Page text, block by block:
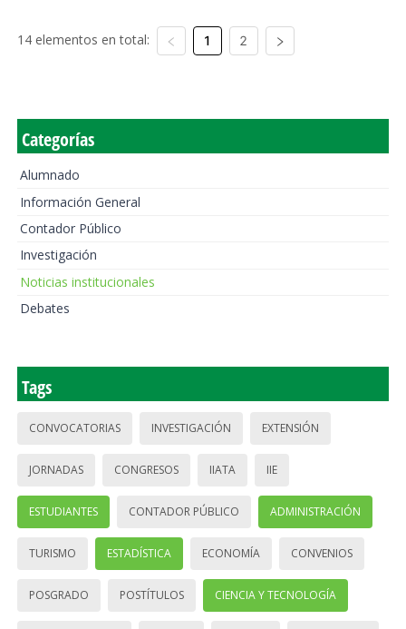
14 elementos en total: 1 2
Categorías
Alumnado
Información General
Contador Público
Investigación
Noticias institucionales
Debates
Tags
CONVOCATORIAS INVESTIGACIÓN EXTENSIÓN
JORNADAS CONGRESOS IIATA IIE
ESTUDIANTES CONTADOR PÚBLICO ADMINISTRACIÓN
TURISMO ESTADÍSTICA ECONOMÍA CONVENIOS
POSGRADO POSTÍTULOS CIENCIA Y TECNOLOGÍA